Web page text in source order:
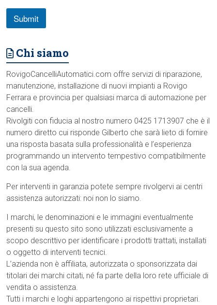
Submit
Chi siamo
RovigoCancelliAutomatici.com offre servizi di riparazione,
manutenzione, installazione di nuovi impianti a Rovigo
Ferrara e provincia per qualsiasi marca di automazione per
cancelli.
Rivolgiti con fiducia al nostro numero 0425 1713907 che è il
numero diretto cui risponde Gilberto che sarà lieto di fornire
una risposta basata sulla professionalità e l’esperienza
programmando un intervento tempestivo compatibilmente
con la sua agenda.
Per interventi in garanzia potete sempre rivolgervi ai centri
assistenza autorizzati: noi non lo siamo.
I marchi, le denominazioni e le immagini eventualmente
presenti su questo sito sono utilizzati esclusivamente a
scopo descrittivo per identificare i prodotti trattati, installati
o oggetto di interventi tecnici.
L’azienda non è affiliata, autorizzata o sponsorizzata dai
titolari dei marchi citati, né fa parte della loro rete ufficiale di
vendita o assistenza.
Tutti i marchi e loghi appartengono ai rispettivi proprietari.